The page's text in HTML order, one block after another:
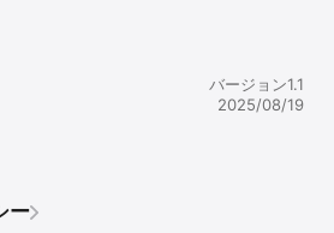
バージョン1.1
2025/08/19
ー